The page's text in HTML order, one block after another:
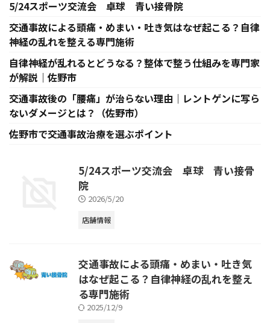
5/24スポーツ交流会 卓球 青い接骨院
交通事故による頭痛・めまい・吐き気はなぜ起こる？自律
神経の乱れを整える専門施術
自律神経が乱れるとどうなる？整体で整う仕組みを専門家
が解説｜佐野市
交通事故後の「腰痛」が治らない理由｜レントゲンに写ら
ないダメージとは？（佐野市）
佐野市で交通事故治療を選ぶポイント
5/24スポーツ交流会 卓球 青い接骨
院
2026/5/20
店舗情報
交通事故による頭痛・めまい・吐き気
はなぜ起こる？自律神経の乱れを整え
る専門施術
2025/12/9